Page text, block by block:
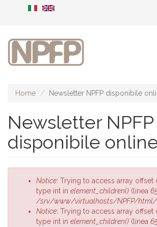
Home Newsletter NPFP disponibile
Newsletter NPFP
disponibile
Messaggio
errore
Notice: Trying to access array offset
type int in element_children() (linea
/srv/www/virtualhosts/NPFP/html/
Notice: Trying to access array offset
type int in element_children() (linea